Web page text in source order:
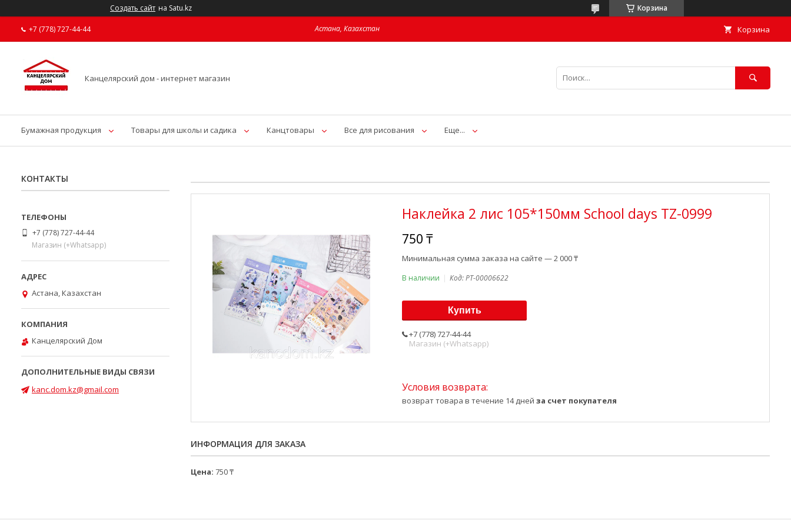
Создать сайт на Satu.kz Корзина
+7 (778) 727-44-44 Астана, Казахстан Корзина
Канцелярский дом - интернет магазин
Бумажная продукция Товары для школы и садика Канцтовары Все для рисования Еще...
Наклейка 2 лис 105*150мм School days TZ-0999
750 ₸
Минимальная сумма заказа на сайте — 2 000 ₸
В наличии Код:PT-00006622
Купить
+7 (778) 727-44-44
Магазин (+Whatsapp)
возврат товара в течение 14 дней за счет покупателя
ИНФОРМАЦИЯ ДЛЯ ЗАКАЗА
Цена: 750 ₸
КОНТАКТЫ
+7 (778) 727-44-44
Магазин (+Whatsapp)
Астана, Казахстан
Канцелярский Дом
kanc.dom.kz@gmail.com